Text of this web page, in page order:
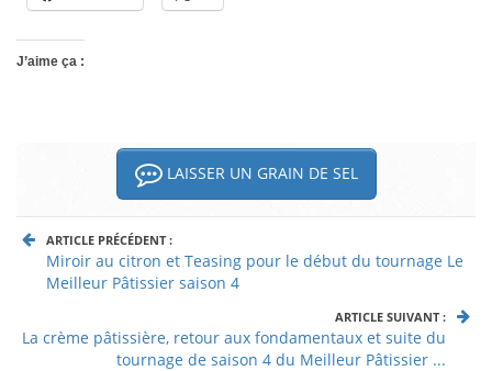
J’aime ça :
LAISSER UN GRAIN DE SEL
ARTICLE PRÉCÉDENT :
Miroir au citron et Teasing pour le début du tournage Le
Meilleur Pâtissier saison 4
ARTICLE SUIVANT :
La crème pâtissière, retour aux fondamentaux et suite du
tournage de saison 4 du Meilleur Pâtissier ...